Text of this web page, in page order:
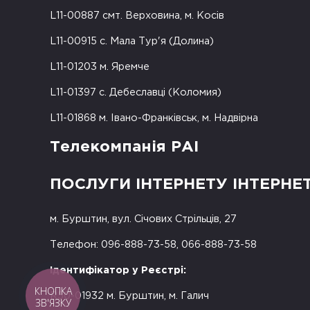
L11-00887 смт. Верховина, м. Косів
L11-00915 с. Мала Тур'я (Долина)
L11-01203 м. Яремче
L11-01397 с. Дебеславці (Коломия)
L11-01868 м. Івано-Франківськ, м. Надвірна
Телекомпанія РАІ
ПОСЛУГИ ІНТЕРНЕТУ
м. Бурштин, вул. Січових Стрільців, 27
Телефон: 096-888-73-58, 066-888-73-58
Ідентифікатор у Реєстрі:
R50-01932 м. Бурштин, м. Галич
КНОПКА
ЗВ'ЯЗКУ